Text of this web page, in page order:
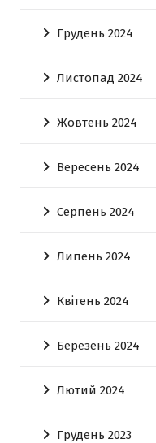
Грудень 2024
Листопад 2024
Жовтень 2024
Вересень 2024
Серпень 2024
Липень 2024
Квітень 2024
Березень 2024
Лютий 2024
Грудень 2023